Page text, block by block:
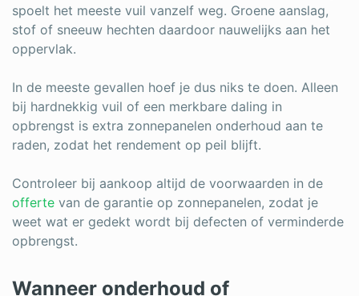
spoelt het meeste vuil vanzelf weg. Groene aanslag,
stof of sneeuw hechten daardoor nauwelijks aan het
oppervlak.
In de meeste gevallen hoef je dus niks te doen. Alleen
bij hardnekkig vuil of een merkbare daling in
opbrengst is extra zonnepanelen onderhoud aan te
raden, zodat het rendement op peil blijft.
Controleer bij aankoop altijd de voorwaarden in de
offerte van de garantie op zonnepanelen, zodat je
weet wat er gedekt wordt bij defecten of verminderde
opbrengst.
Wanneer onderhoud of